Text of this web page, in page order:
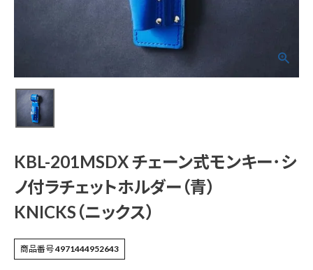
11,792
電動工具
エアー工具・機械工具
作業工具・大工道具
KBL-201MSDX チェーン式モンキー･シ
ノ付ラチェットホルダー（青）
KNICKS（ニックス）
商品番号4971444952643